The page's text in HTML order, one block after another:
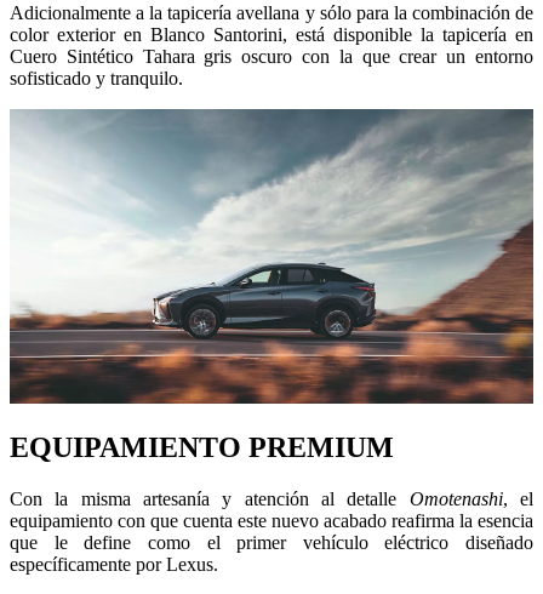
Adicionalmente a la tapicería avellana y sólo para la combinación de
color exterior en Blanco Santorini, está disponible la tapicería en
Cuero Sintético Tahara gris oscuro con la que crear un entorno
sofisticado y tranquilo.
EQUIPAMIENTO PREMIUM
Con la misma artesanía y atención al detalle Omotenashi, el
equipamiento con que cuenta este nuevo acabado reafirma la esencia
que le define como el primer vehículo eléctrico diseñado
específicamente por Lexus.